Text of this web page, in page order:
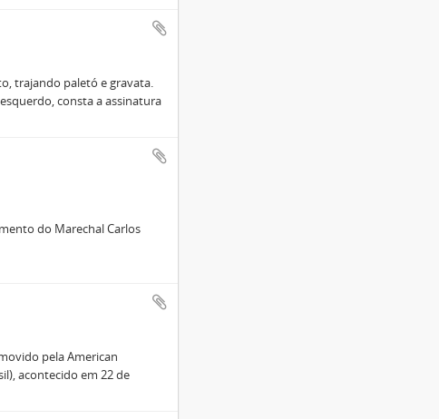
trajando paletó e gravata.
consta a assinatura
do Marechal Carlos
pela American
acontecido em 22 de